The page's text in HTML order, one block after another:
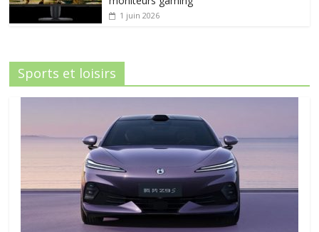
1 juin 2026
Sports et loisirs